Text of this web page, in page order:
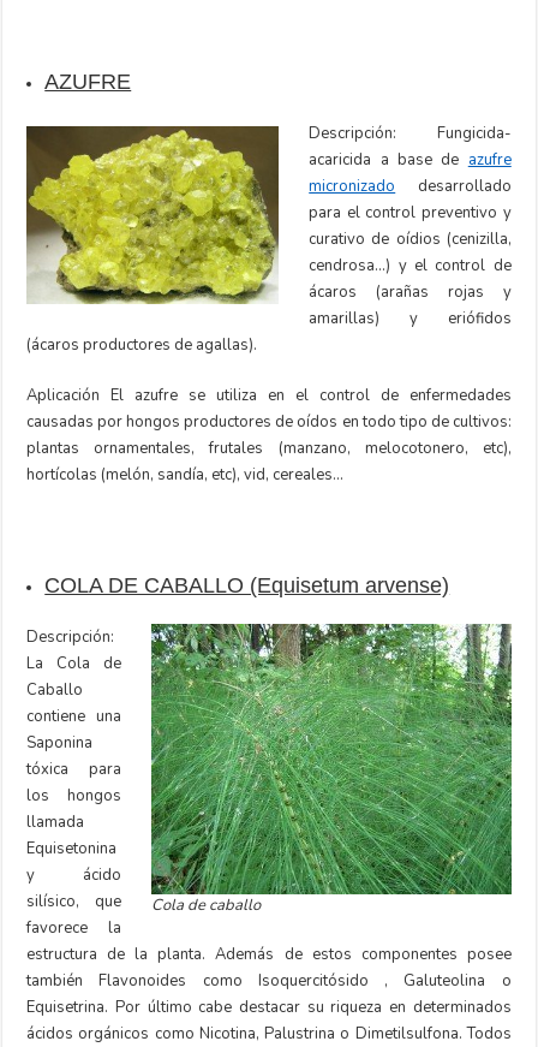
AZUFRE
Descripción: Fungicida-
acaricida a base de azufre
micronizado desarrollado
para el control preventivo y
curativo de oídios (cenizilla,
cendrosa…) y el control de
ácaros (arañas rojas y
amarillas) y eriófidos
(ácaros productores de agallas).
Aplicación El azufre se utiliza en el control de enfermedades
causadas por hongos productores de oídos en todo tipo de cultivos:
plantas ornamentales, frutales (manzano, melocotonero, etc),
hortícolas (melón, sandía, etc), vid, cereales…
COLA DE CABALLO (Equisetum arvense)
Cola de caballo
Descripción:
La Cola de
Caballo
contiene una
Saponina
tóxica para
los hongos
llamada
Equisetonina
y ácido
silísico, que
favorece la
estructura de la planta. Además de estos componentes posee
también Flavonoides como Isoquercitósido , Galuteolina o
Equisetrina. Por último cabe destacar su riqueza en determinados
ácidos orgánicos como Nicotina, Palustrina o Dimetilsulfona. Todos